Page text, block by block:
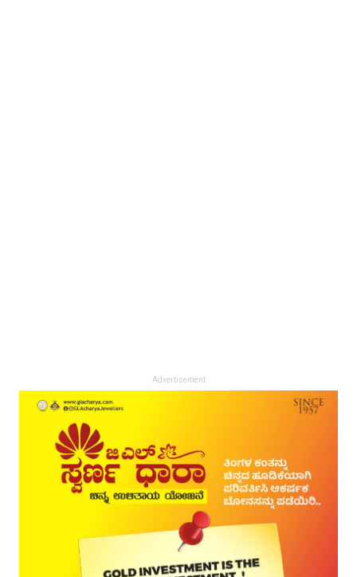
Advertisement